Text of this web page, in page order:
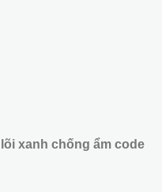
xanh chống ẩm code